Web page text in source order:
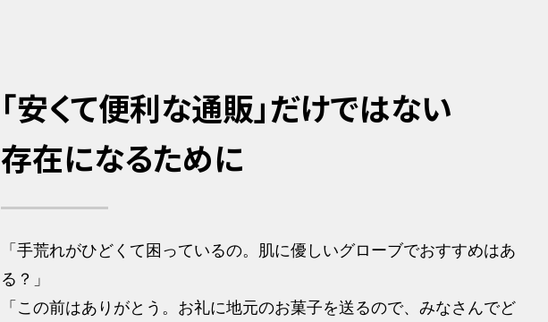
「安くて便利な通販」だけではない
存在になるために
「手荒れがひどくて困っているの。肌に優しいグローブでおすすめはあ
る？」
「この前はありがとう。お礼に地元のお菓子を送るので、みなさんでど